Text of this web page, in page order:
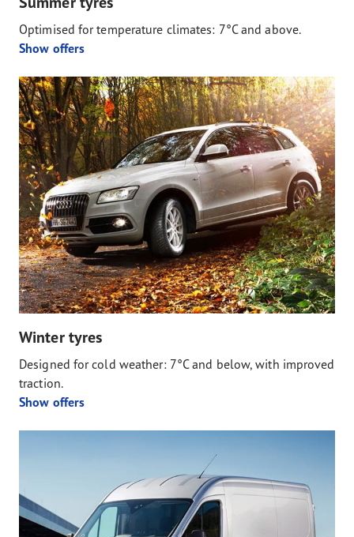
Optimised for temperature climates: 7°C and above.
Show offers
Winter tyres
Designed for cold weather: 7°C and below, with improved
traction.
Show offers